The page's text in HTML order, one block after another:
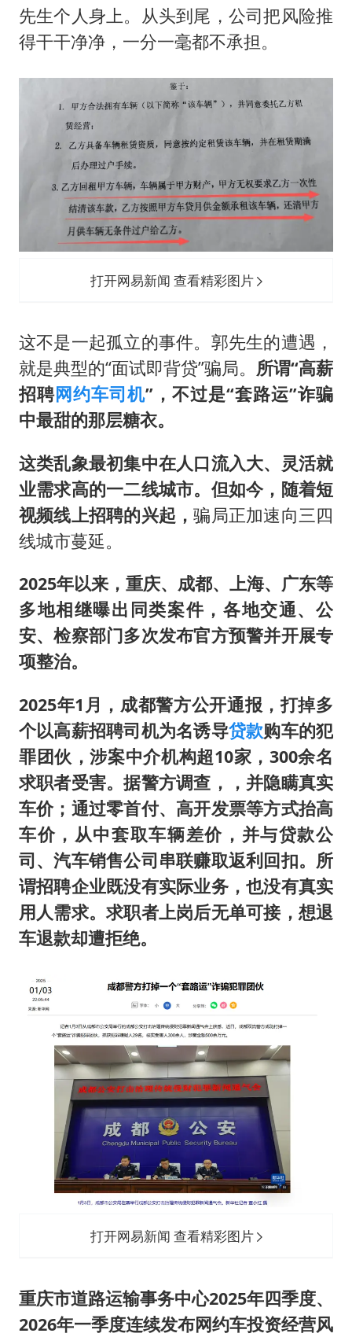
先生个人身上。从头到尾，公司把风险推
得干干净净，一分一毫都不承担。
打开网易新闻 查看精彩图片
这不是一起孤立的事件。郭先生的遭遇，
就是典型的“面试即背贷”骗局。 所谓“高薪
招聘网约车司机”，不过是“套路运”诈骗
中最甜的那层糖衣。
这类乱象最初集中在人口流入大、灵活就
业需求高的一二线城市。但如今，随着短
视频线上招聘的兴起，骗局正加速向三四
线城市蔓延。
2025年以来，重庆、成都、上海、广东等
多地相继曝出同类案件，各地交通、公
安、检察部门多次发布官方预警并开展专
项整治。
2025年1月，成都警方公开通报，打掉多
个以高薪招聘司机为名诱导贷款购车的犯
罪团伙，涉案中介机构超10家，300余名
求职者受害。据警方调查，，并隐瞒真实
车价；通过零首付、高开发票等方式抬高
车价，从中套取车辆差价，并与贷款公
司、汽车销售公司串联赚取返利回扣。所
谓招聘企业既没有实际业务，也没有真实
用人需求。求职者上岗后无单可接，想退
车退款却遭拒绝。
打开网易新闻 查看精彩图片
重庆市道路运输事务中心2025年四季度、
2026年一季度连续发布网约车投资经营风